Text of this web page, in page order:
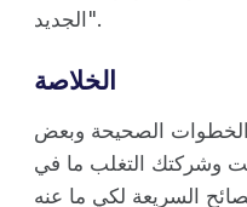
الجديد".
الخلاصة
الخطوات الصحيحة وبعض
وشركتك التغلب ما في